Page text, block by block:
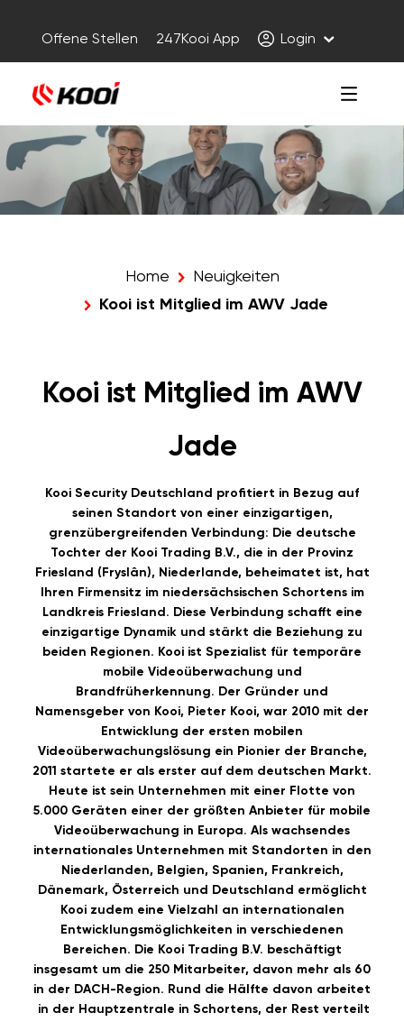
Offene Stellen 247Kooi App Login
Home
Neuigkeiten
Kooi ist Mitglied im AWV Jade
Kooi ist Mitglied im AWV
Jade
Kooi Security Deutschland profitiert in Bezug auf
seinen Standort von einer einzigartigen,
grenzübergreifenden Verbindung: Die deutsche
Tochter der Kooi Trading B.V., die in der Provinz
Friesland (Fryslân), Niederlande, beheimatet ist, hat
Ihren Firmensitz im niedersächsischen Schortens im
Landkreis Friesland. Diese Verbindung schafft eine
einzigartige Dynamik und stärkt die Beziehung zu
beiden Regionen. Kooi ist Spezialist für temporäre
mobile Videoüberwachung und
Brandfrüherkennung. Der Gründer und
Namensgeber von Kooi, Pieter Kooi, war 2010 mit der
Entwicklung der ersten mobilen
Videoüberwachungslösung ein Pionier der Branche,
2011 startete er als erster auf dem deutschen Markt.
Heute ist sein Unternehmen mit einer Flotte von
5.000 Geräten einer der größten Anbieter für mobile
Videoüberwachung in Europa. Als wachsendes
internationales Unternehmen mit Standorten in den
Niederlanden, Belgien, Spanien, Frankreich,
Dänemark, Österreich und Deutschland ermöglicht
Kooi zudem eine Vielzahl an internationalen
Entwicklungsmöglichkeiten in verschiedenen
Bereichen. Die Kooi Trading B.V. beschäftigt
insgesamt um die 250 Mitarbeiter, davon mehr als 60
in der DACH-Region. Rund die Hälfte davon arbeitet
in der Hauptzentrale in Schortens, der Rest verteilt